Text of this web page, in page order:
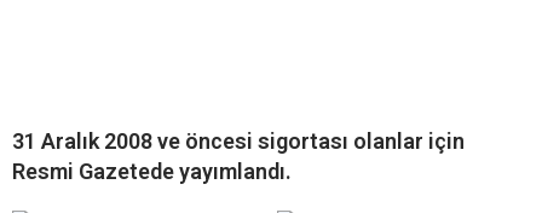
31 Aralık 2008 ve öncesi sigortası olanlar için
Resmi Gazetede yayımlandı.